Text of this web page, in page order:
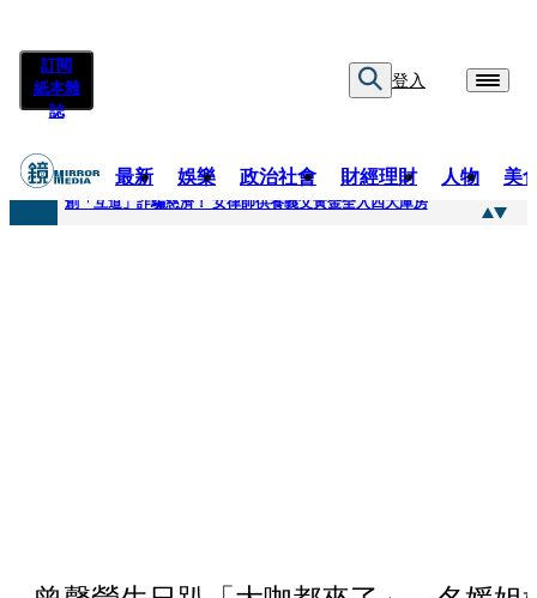
訂閱
紙本雜
誌
登入
最新 娛樂 政治社會 財經理財 人物 美
快訊
創「互道」詐騙慈濟！ 女律師供養義父黃金全入四大庫房